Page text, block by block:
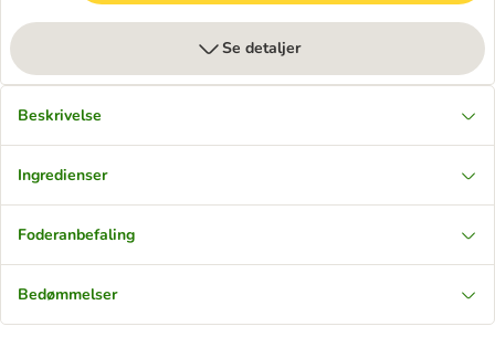
Se detaljer
Beskrivelse
Ingredienser
Foderanbefaling
Bedømmelser